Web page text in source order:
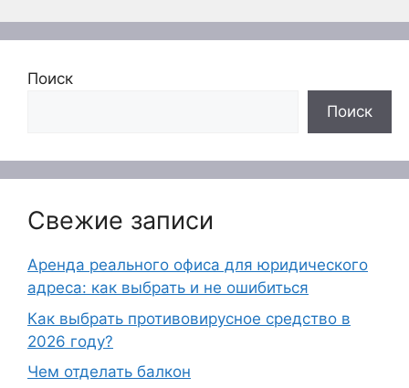
Поиск
Поиск
Свежие записи
Аренда реального офиса для юридического
адреса: как выбрать и не ошибиться
Как выбрать противовирусное средство в
2026 году?
Чем отделать балкон